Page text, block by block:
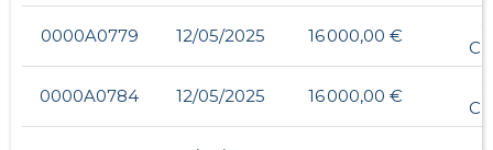
0000A0779 12/05/2025 16 000,00 €
0000A0784 12/05/2025 16 000,00 €